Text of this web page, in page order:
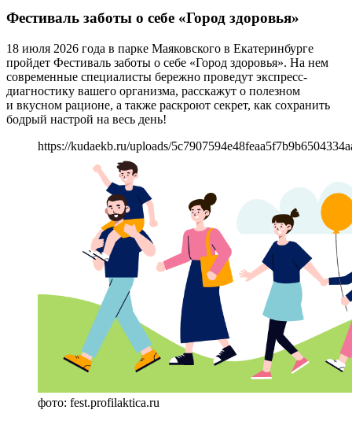
Фестиваль заботы о себе «Город здоровья»
18 июля 2026 года в парке Маяковского в Екатеринбурге
пройдет Фестиваль заботы о себе «Город здоровья». На нем
современные специалисты бережно проведут экспресс-
диагностику вашего организма, расскажут о полезном
и вкусном рационе, а также раскроют секрет, как сохранить
бодрый настрой на весь день!
https://kudaekb.ru/uploads/
фото: fest.profilaktica.ru